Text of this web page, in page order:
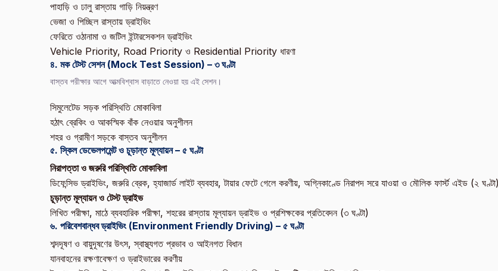
পাহাড়ি ও ঢালু রাস্তায় গাড়ি নিয়ন্ত্রণ
ভেজা ও পিচ্ছিল রাস্তায় ড্রাইভিং
ফেরিতে ওঠানামা ও জটিল ইন্টারসেকশন ড্রাইভিং
Vehicle Priority, Road Priority ও Residential Priority ধারণা
৪. মক টেস্ট সেশন (Mock Test Session) – ৩ ঘণ্টা
বাস্তব পরীক্ষার আগে আত্মবিশ্বাস বাড়াতে নেওয়া হয় এই সেশন।
সিমুলেটেড সড়ক পরিস্থিতি মোকাবিলা
হঠাৎ ব্রেকিং ও আকস্মিক বাঁক নেওয়ার অনুশীলন
শহর ও গ্রামীণ সড়কে বাস্তব অনুশীলন
৫. স্কিল ডেভেলপমেন্ট ও চূড়ান্ত মূল্যায়ন – ৫ ঘণ্টা
নিরাপত্তা ও জরুরি পরিস্থিতি মোকাবিলা
ডিফেন্সিভ ড্রাইভিং, জরুরি ব্রেক, হ্যাজার্ড লাইট ব্যবহার, টায়ার ফেটে গেলে করণীয়, অগ্নিকাণ্ডে নিরাপদ সরে যাওয়া ও মৌলিক ফার্স্ট এইড (২ ঘণ্টা)
চূড়ান্ত মূল্যায়ন ও টেস্ট ড্রাইভ
লিখিত পরীক্ষা, মাঠে ব্যবহারিক পরীক্ষা, শহরের রাস্তায় মূল্যায়ন ড্রাইভ ও প্রশিক্ষকের প্রতিবেদন (৩ ঘণ্টা)
৬. পরিবেশবান্ধব ড্রাইভিং (Environment Friendly Driving) – ৫ ঘণ্টা
শব্দদূষণ ও বায়ুদূষণের উৎস, স্বাস্থ্যগত প্রভাব ও আইনগত বিধান
যানবাহনের রক্ষণাবেক্ষণ ও ড্রাইভারের করণীয়